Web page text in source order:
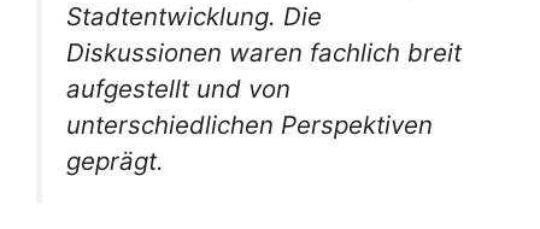
Stadtentwicklung. Die
Diskussionen waren fachlich breit
aufgestellt und von
unterschiedlichen Perspektiven
geprägt.